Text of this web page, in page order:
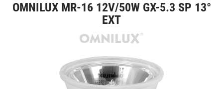
OMNILUX MR-16 12V/50W GX-5.3 SP 13°
EXT